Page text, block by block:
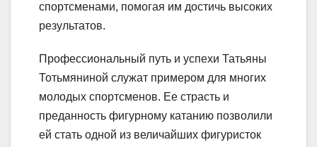
спортсменами, помогая им достичь высоких
результатов.
Профессиональный путь и успехи Татьяны
Тотьмяниной служат примером для многих
молодых спортсменов. Ее страсть и
преданность фигурному катанию позволили
ей стать одной из величайших фигуристок